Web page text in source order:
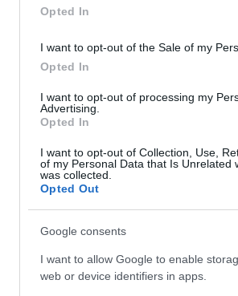
Opted In
I want to opt-out of the Sale of my
Opted In
I want to opt-out of processing my
Advertising.
Opted In
I want to opt-out of Collection, Use,
of my Personal Data that Is Unrelated
was collected.
Opted Out
Google consents
I want to allow Google to enable
web or device identifiers in apps.